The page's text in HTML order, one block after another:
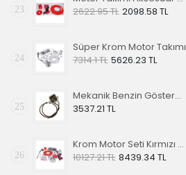
23
2622.95 TL 2098.58 TL
24
Süper Krom Motor Takımı
7314.1 TL 5626.23 TL
25
Mekanik Benzin Göstergesi 1962-1967 Model OE 113919029
3537.21 TL
26
Krom Motor Seti Kırmızı Süper Delüks
10127.21 TL 8439.34 TL